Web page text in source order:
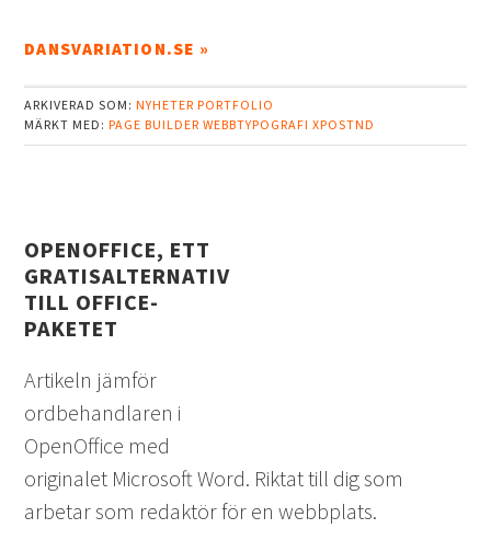
DANSVARIATION.SE »
ARKIVERAD SOM:NYHETER PORTFOLIO
MÄRKT MED:PAGE BUILDER WEBBTYPOGRAFI XPOSTND
OPENOFFICE, ETT
GRATISALTERNATIV
TILL OFFICE-
PAKETET
Artikeln jämför
ordbehandlaren i
OpenOffice med
originalet Microsoft Word. Riktat till dig som
arbetar som redaktör för en webbplats.